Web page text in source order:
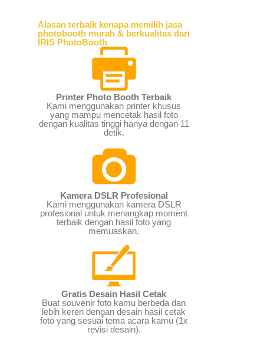
Alasan terbaik kenapa memilih jasa
photobooth murah & berkualitas dari
IRIS PhotoBooth
Printer Photo Booth Terbaik
Kami menggunakan printer khusus
yang mampu mencetak hasil foto
dengan kualitas tinggi hanya dengan 11
detik.
Kamera DSLR Profesional
Kami menggunakan kamera DSLR
profesional untuk menangkap moment
terbaik dengan hasil foto yang
memuaskan.
Gratis Desain Hasil Cetak
Buat souvenir foto kamu berbeda dan
lebih keren dengan desain hasil cetak
foto yang sesuai tema acara kamu (1x
revisi desain).